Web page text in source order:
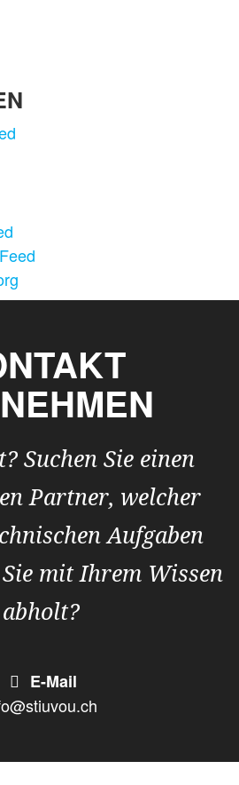
Suchen Sie einen
Partner, welcher
Aufgaben
mit Ihrem Wissen
abholt?
E-Mail